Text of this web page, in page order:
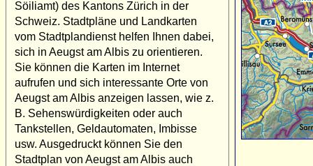
Söiliamt) des Kantons Zürich in der
Schweiz. Stadtpläne und Landkarten
vom Stadtplandienst helfen Ihnen dabei,
sich in Aeugst am Albis zu orientieren.
Sie können die Karten im Internet
aufrufen und sich interessante Orte von
Aeugst am Albis anzeigen lassen, wie z.
B. Sehenswürdigkeiten oder auch
Tankstellen, Geldautomaten, Imbisse
usw. Ausgedruckt können Sie den
Stadtplan von Aeugst am Albis auch